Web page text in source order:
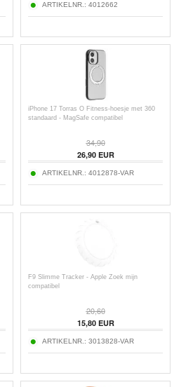
ARTIKELNR.: 4012662
iPhone 17 Torras O Fitness-hoesje met 360
standaard - MagSafe compatibel
34,90
26,90EUR
ARTIKELNR.: 4012878-VAR
F9 Slimme Tracker - Apple Zoek mijn
compatibel
20,60
15,80EUR
ARTIKELNR.: 3013828-VAR